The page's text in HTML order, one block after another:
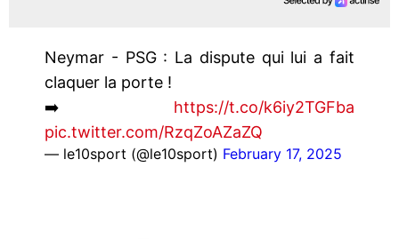
Neymar - PSG : La dispute qui lui a fait
claquer la porte !
➡️ https://t.co/k6iy2TGFba
pic.twitter.com/RzqZoAZaZQ
— le10sport (@le10sport) February 17, 2025